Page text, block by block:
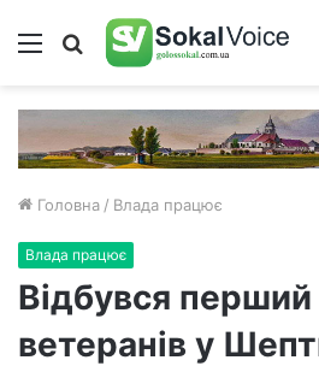
Меню Пошук
Головна / Влада працює
Влада працює
Відбувся
ветеранів у